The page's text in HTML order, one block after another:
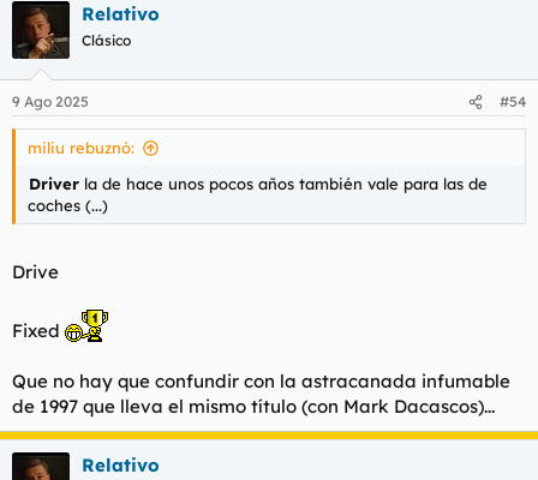
c
i
e
s
Relativo
Clásico
9 Ago 2025 #54
miliu rebuznó:
Driver la de hace unos pocos años también vale para las de
coches (...)
Drive
Fixed
Que no hay que confundir con la astracanada infumable
de 1997 que lleva el mismo título (con Mark Dacascos)...
Relativo